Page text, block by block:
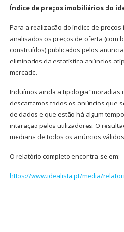
Índice de preços imobiliários do
Para a realização do índice de
analisados ​​os preços de oferta (com
construídos) publicados pelos
eliminados da estatística anúncios
mercado.
Incluímos ainda a tipologia “moradias
descartamos todos os anúncios que
de dados e que estão há algum
interação pelos utilizadores. O
mediana de todos os anúncios
O relatório completo encontra-se em:
https://www.idealista.pt/media/